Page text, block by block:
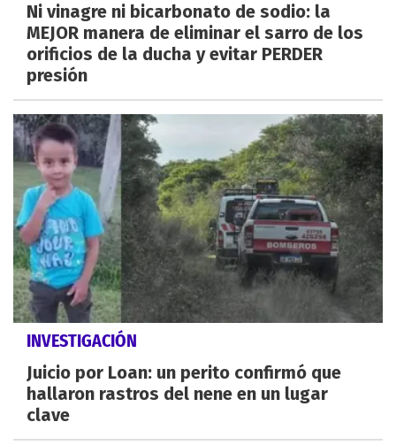
Ni vinagre ni bicarbonato de sodio: la
MEJOR manera de eliminar el sarro de los
orificios de la ducha y evitar PERDER
presión
INVESTIGACIÓN
Juicio por Loan: un perito confirmó que
hallaron rastros del nene en un lugar
clave